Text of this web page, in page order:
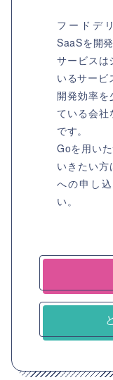
フードデ
SaaSを開
サービスは
いるサービ
開発効率を
ている会
です。
Goを用い
いきたい
への申し
い。